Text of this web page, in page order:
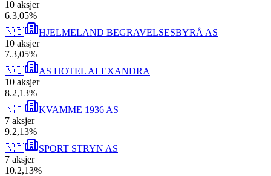
10 aksjer
6.3,05%
🇳🇴
HJELMELAND BEGRAVELSESBYRÅ AS
10 aksjer
7.3,05%
🇳🇴
AS HOTEL ALEXANDRA
10 aksjer
8.2,13%
🇳🇴
KVAMME 1936 AS
7 aksjer
9.2,13%
🇳🇴
SPORT STRYN AS
7 aksjer
10.2,13%